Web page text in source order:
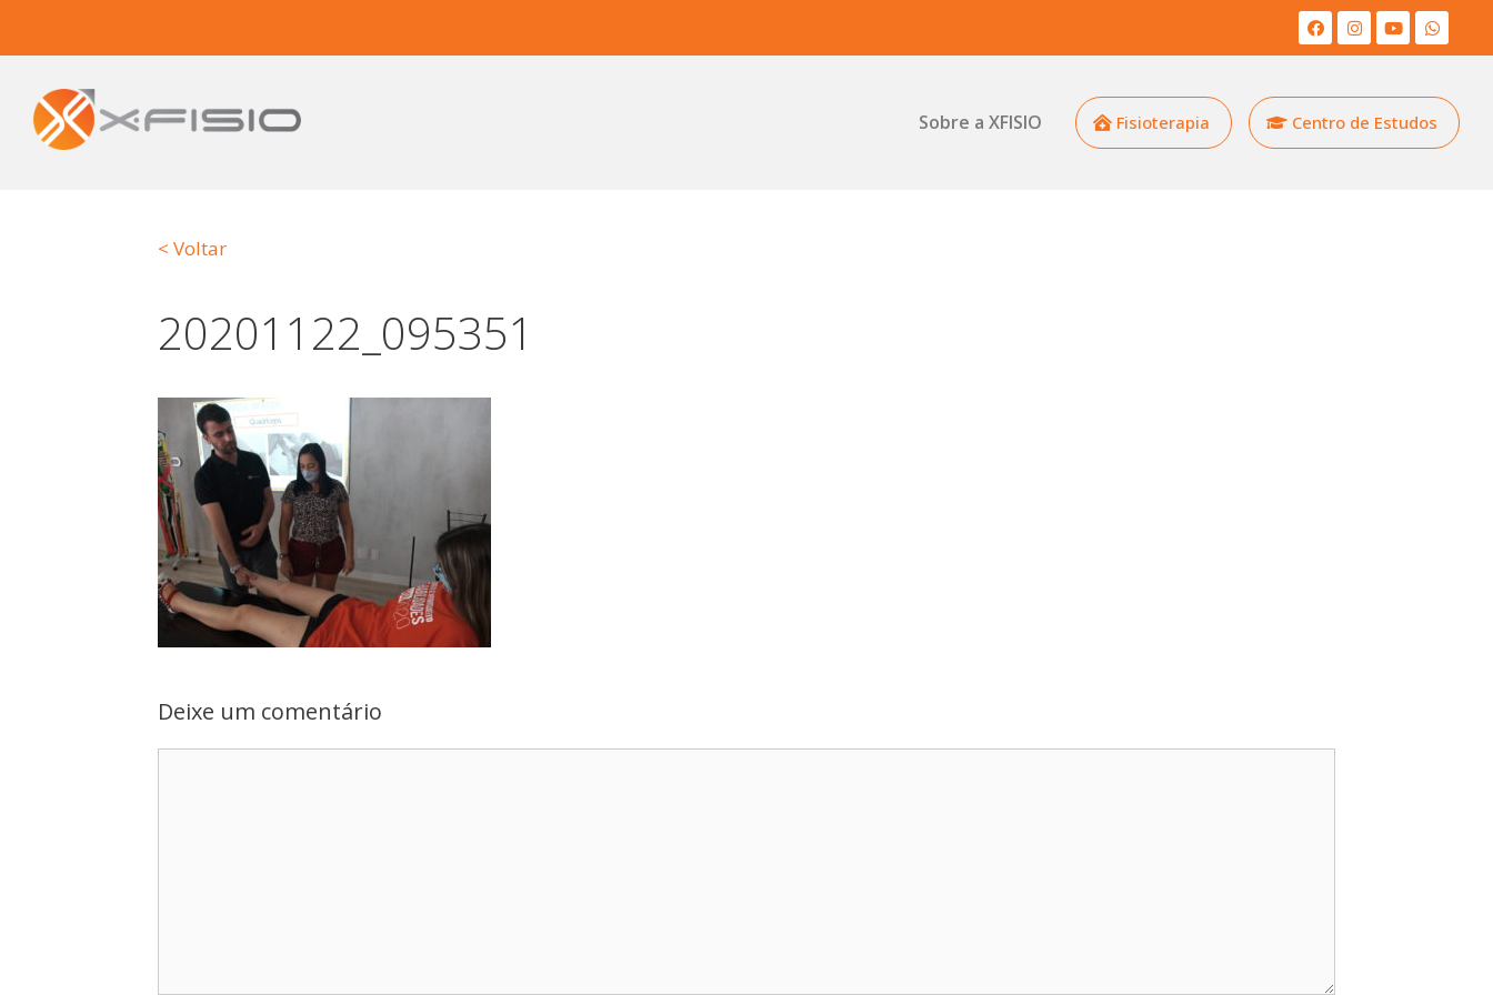
Sobre a XFISIO Fisioterapia Centro de Estudos
< Voltar
20201122_095351
Deixe um comentário